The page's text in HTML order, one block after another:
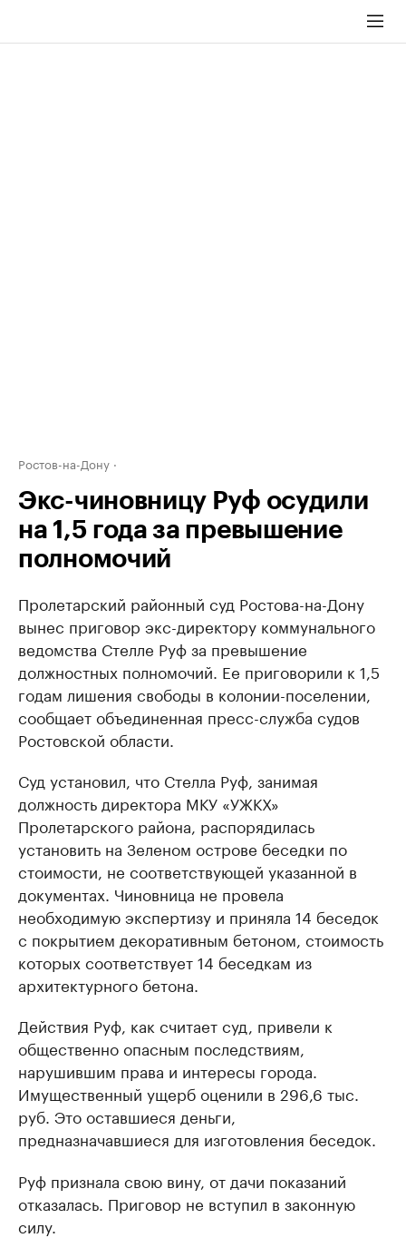
Ростов-на-Дону
Экс-чиновницу Руф осудили
на 1,5 года за превышение
полномочий
Пролетарский районный суд Ростова-на-Дону
вынес приговор экс-директору коммунального
ведомства Стелле Руф за превышение
должностных полномочий. Ее приговорили к 1,5
годам лишения свободы в колонии-поселении,
сообщает объединенная пресс-служба судов
Ростовской области.
Суд установил, что Стелла Руф, занимая
должность директора МКУ «УЖКХ»
Пролетарского района, распорядилась
установить на Зеленом острове беседки по
стоимости, не соответствующей указанной в
документах. Чиновница не провела
необходимую экспертизу и приняла 14 беседок
с покрытием декоративным бетоном, стоимость
которых соответствует 14 беседкам из
архитектурного бетона.
Действия Руф, как считает суд, привели к
общественно опасным последствиям,
нарушившим права и интересы города.
Имущественный ущерб оценили в 296,6 тыс.
руб. Это оставшиеся деньги,
предназначавшиеся для изготовления беседок.
Руф признала свою вину, от дачи показаний
отказалась. Приговор не вступил в законную
силу.